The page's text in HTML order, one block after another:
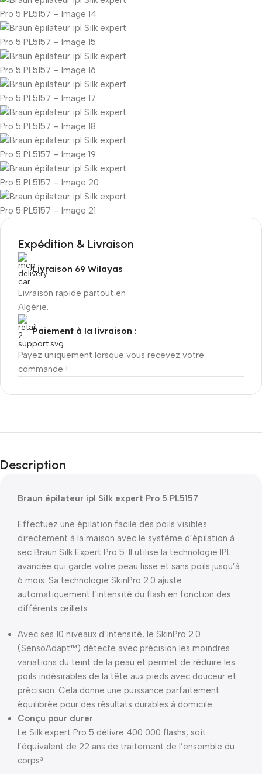
Expédition & Livraison
Livraison 69 Wilayas
Livraison rapide partout en
Algérie.
Paiement à la livraison :
Payez uniquement lorsque vous recevez votre
commande !
Description
Braun épilateur ipl Silk expert Pro 5 PL5157
Effectuez une épilation facile des poils visibles
directement à la maison avec le système d’épilation à
sec Braun Silk Expert Pro 5. Il utilise la technologie IPL
avancée qui garde votre peau lisse et sans poils jusqu’à
6 mois. Sa technologie SkinPro 2.0 ajuste
automatiquement l’intensité du flash en fonction des
différents œillets.
Avec ses 10 niveaux d’intensité, le SkinPro 2.0
(SensoAdapt™) détecte avec précision les moindres
variations du teint de la peau et permet de réduire les
poils indésirables de la tête aux pieds avec douceur et
précision. Cela donne une puissance parfaitement
équilibrée pour des résultats durables à domicile.
Conçu pour durer
Le Silk·expert Pro 5 délivre 400 000 flashs, soit
l’équivalent de 22 ans de traitement de l’ensemble du
corps³.